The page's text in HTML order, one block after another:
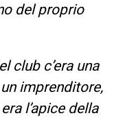
del proprio
club c’era una
imprenditore,
l’apice della